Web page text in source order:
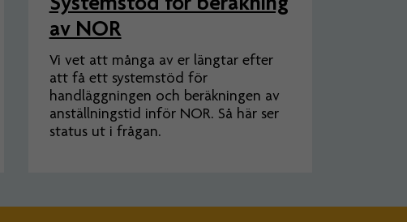
av NOR
Vi vet att många av er längtar efter
att få ett systemstöd för
handläggningen och beräkningen av
anställningstid inför NOR. Så här ser
status ut i frågan.